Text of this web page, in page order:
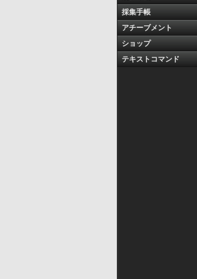
採集手帳
アチーブメント
ショップ
テキストコマンド